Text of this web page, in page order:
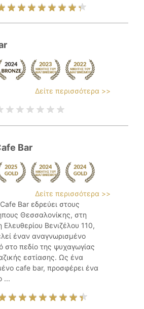
Δείτε περισσότερα >>
Bar
Δείτε περισσότερα >>
Bar εδρεύει στους
Θεσσαλονίκης, στη
Ελευθερίου Βενιζέλου 110,
έναν αναγνωρισμένο
στο πεδίο της ψυχαγωγίας
εστίασης. Ως ένα
cafe bar, προσφέρει ένα
...